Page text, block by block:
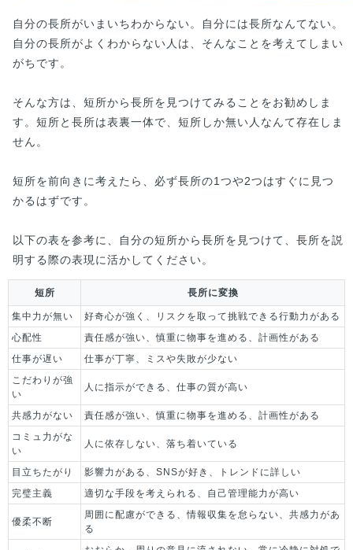
自分の長所がいまいちわからない。自分には長所なんてない。
自分の長所がよくわからない人は、そんなことを考えてしまい
がちです。
そんな方は、短所から長所を見つけてみることをお勧めしま
す。短所と長所は表裏一体で、短所しか無い人なんて存在しま
せん。
短所を前向きに考えたら、必ず長所の1つや2つはすぐに見つ
かるはずです。
以下の表を参考に、自分の短所から長所を見つけて、長所を説
明する際の表現に活かしてください。
短所 長所に変換
集中力が無い
好奇心が強く、リスクを取って挑戦できる行動力がある
心配性
責任感が強い、慎重に物事を進める、計画性がある
仕事が遅い
仕事が丁寧、ミスや失敗が少ない
こだわりが強
い
人に指示ができる、仕事の質が高い
共感力がない
責任感が強い、慎重に物事を進める、計画性がある
コミュ力がな
い
人に依存しない、落ち着いている
目立ちたがり
影響力がある、SNSが好き、トレンドに詳しい
完璧主義
適切な手段を考えられる、自己管理能力が高い
優柔不断
周囲に配慮ができる、情報収集を怠らない、共感力があ
る